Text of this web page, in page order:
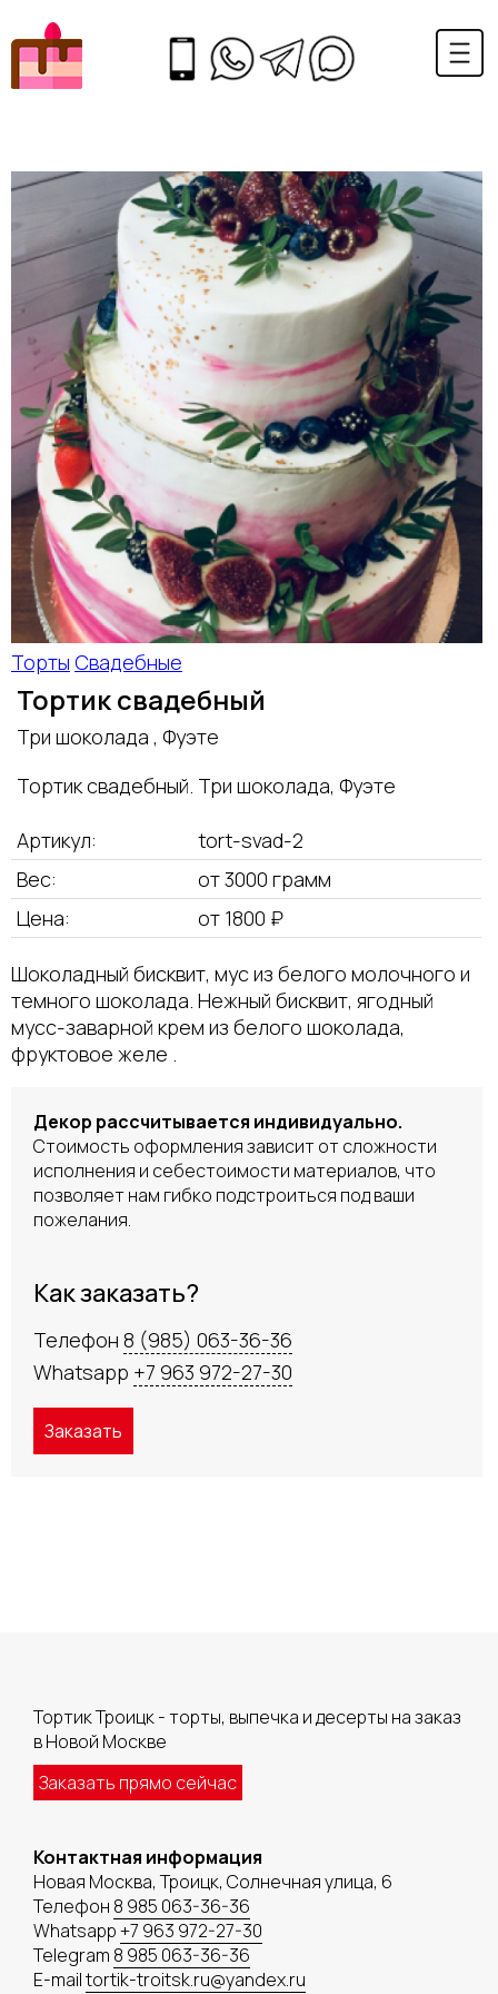
Торты Свадебные
Тортик свадебный
Три шоколада , Фуэте
Тортик свадебный. Три шоколада, Фуэте
Артикул:
tort-svad-2
Вес:
от 3000 грамм
Цена:
от 1800 ₽
Шоколадный бисквит, мус из белого молочного и
темного шоколада. Нежный бисквит, ягодный
мусс-заварной крем из белого шоколада,
фруктовое желе .
Декор рассчитывается индивидуально.
Стоимость оформления зависит от сложности
исполнения и себестоимости материалов, что
позволяет нам гибко подстроиться под ваши
пожелания.
Как заказать?
Телефон 8 (985) 063-36-36
Whatsapp +7 963 972-27-30
Заказать
Тортик Троицк - торты, выпечка и десерты на заказ
в Новой Москве
Заказать прямо сейчас
Контактная информация
Новая Москва, Троицк, Солнечная улица, 6
Телефон 8 985 063-36-36
Whatsapp+7 963 972-27-30
Telegram 8 985 063-36-36
E-mailtortik-troitsk.ru@yandex.ru